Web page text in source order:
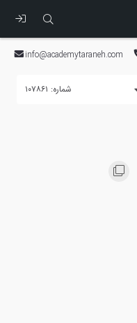
info@academytaraneh.com
شماره: ۱۰۷۸۶۱